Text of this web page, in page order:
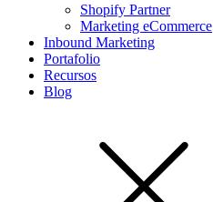
Shopify Partner
Marketing eCommerce
Inbound Marketing
Portafolio
Recursos
Blog